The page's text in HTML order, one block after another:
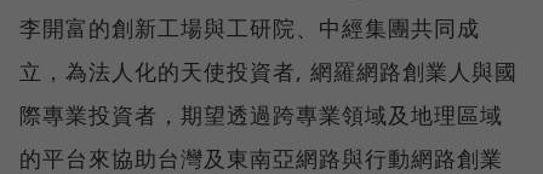
李開富的創新工場與工研院、中經集團共同成
立，為法人化的天使投資者, 網羅網路創業人與國
際專業投資者，期望透過跨專業領域及地理區域
的平台來協助台灣及東南亞網路與行動網路創業